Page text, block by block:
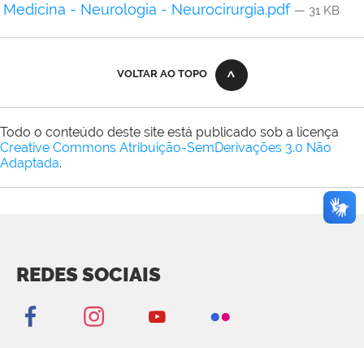
Medicina - Neurologia - Neurocirurgia.pdf — 31 KB
VOLTAR AO TOPO
Todo o conteúdo deste site está publicado sob a licença
Creative Commons Atribuição-SemDerivações 3.0 Não
Adaptada.
REDES SOCIAIS